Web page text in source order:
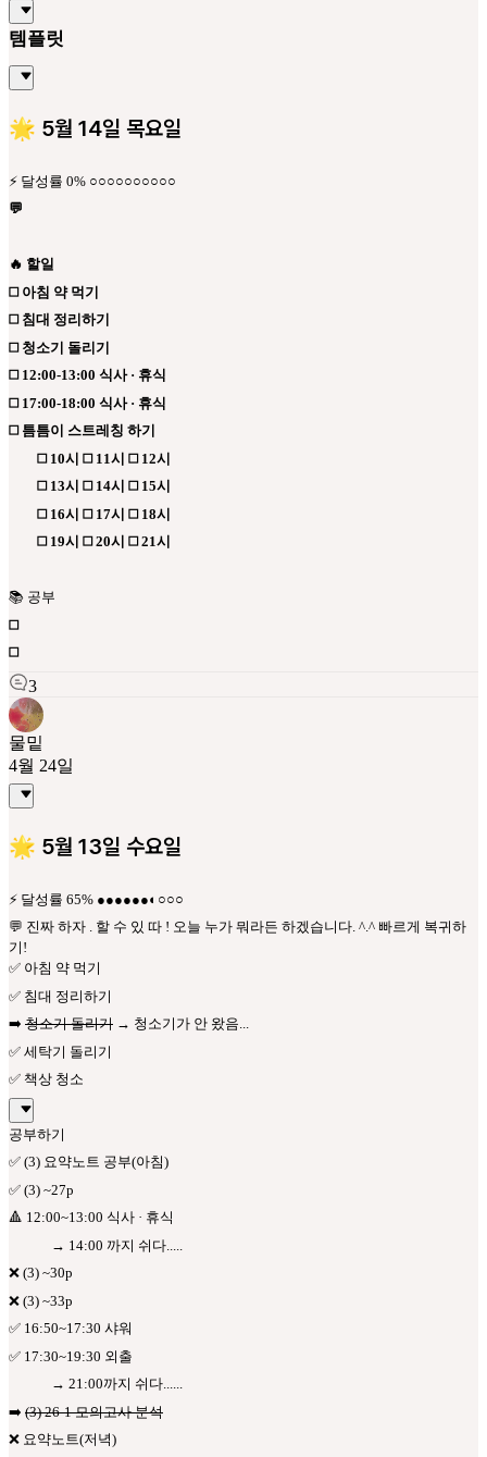
템플릿
🌟 5월 14일 목요일
⚡ 달성률 0% ○○○○○○○○○○
💬
🔥 할일
◻️ 아침 약 먹기
◻️ 침대 정리하기
◻️ 청소기 돌리기
◻️ 12:00-13:00 식사 · 휴식
◻️ 17:00-18:00 식사 · 휴식
◻️ 틈틈이 스트레칭 하기
◻️ 10시 ◻️ 11시 ◻️ 12시
◻️ 13시 ◻️ 14시 ◻️ 15시
◻️ 16시 ◻️ 17시 ◻️ 18시
◻️ 19시 ◻️ 20시 ◻️ 21시
📚 공부
◻️
◻️
3
물밑
4월 24일
🌟 5월 13일 수요일
⚡ 달성률 65% ●●●●●●◐○○○
💬 진짜 하자 . 할 수 있 따 ! 오늘 누가 뭐라든 하겠습니다. ^.^ 빠르게 복귀하
기!
✅ 아침 약 먹기
✅ 침대 정리하기
➡️ 청소기 돌리기 → 청소기가 안 왔음...
✅ 세탁기 돌리기
✅ 책상 청소
공부하기
✅ (3) 요약노트 공부(아침)
✅ (3) ~27p
🔺 12:00~13:00 식사 · 휴식
→ 14:00 까지 쉬다.....
❌ (3) ~30p
❌ (3) ~33p
✅ 16:50~17:30 샤워
✅ 17:30~19:30 외출
→ 21:00까지 쉬다......
➡️ (3) 26-1 모의고사 분석
❌ 요약노트(저녁)